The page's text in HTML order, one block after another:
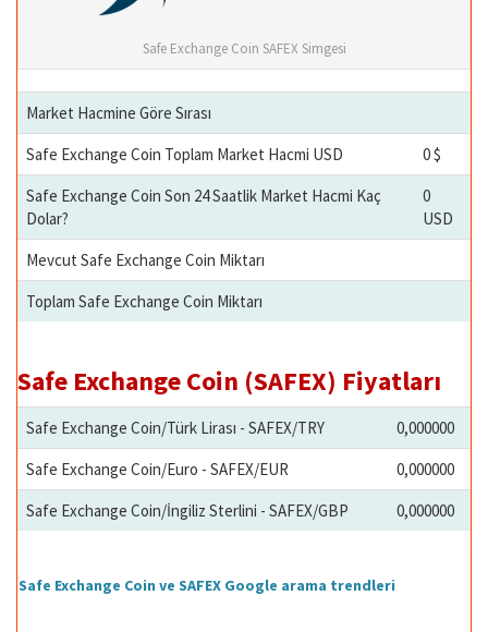
Safe Exchange Coin SAFEX Simgesi
Market Hacmine Göre Sırası
Safe Exchange Coin Toplam Market Hacmi USD
0 $
Safe Exchange Coin Son 24 Saatlik Market Hacmi Kaç
Dolar?
0
USD
Mevcut Safe Exchange Coin Miktarı
Toplam Safe Exchange Coin Miktarı
Safe Exchange Coin (SAFEX) Fiyatları
Safe Exchange Coin/Türk Lirası - SAFEX/TRY
0,000000
Safe Exchange Coin/Euro - SAFEX/EUR
0,000000
Safe Exchange Coin/İngiliz Sterlini - SAFEX/GBP
0,000000
Safe Exchange Coin ve SAFEX Google arama trendleri